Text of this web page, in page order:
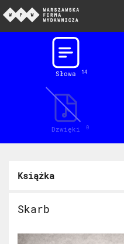
Słowa 14
Dzwięki 0
Książka
Skarb